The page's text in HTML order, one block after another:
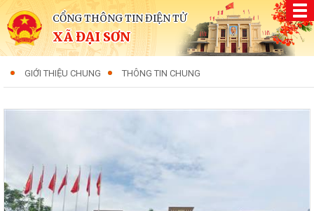
CỔNG THÔNG TIN ĐIỆN TỬ
XÃ ĐẠI SƠN
GIỚI THIỆU CHUNG THÔNG TIN CHUNG